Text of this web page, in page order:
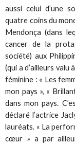
aussi celui d’une
quatre coins du
Mendonça (dans
cancer de la
société) aux
(qui a d’ailleurs
féminine : « Les
mon pays », «
dans mon pays.
déclaré l’actrice
lauréats. « La
cœur » a par